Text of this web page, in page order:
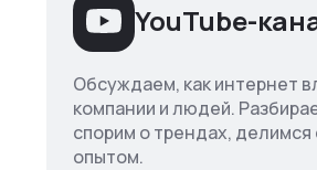
YouTube-
Обсуждаем, как интернет
компании и людей.
спорим о трендах, делимся
опытом.